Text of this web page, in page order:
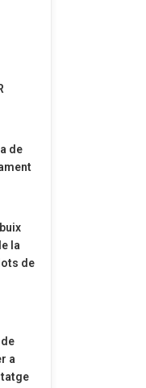
de
la
de
a